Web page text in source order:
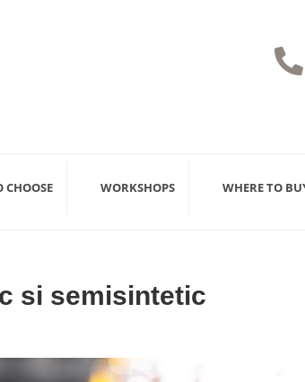

CHOOSE WORKSHOPS WHERE TO
si semisintetic